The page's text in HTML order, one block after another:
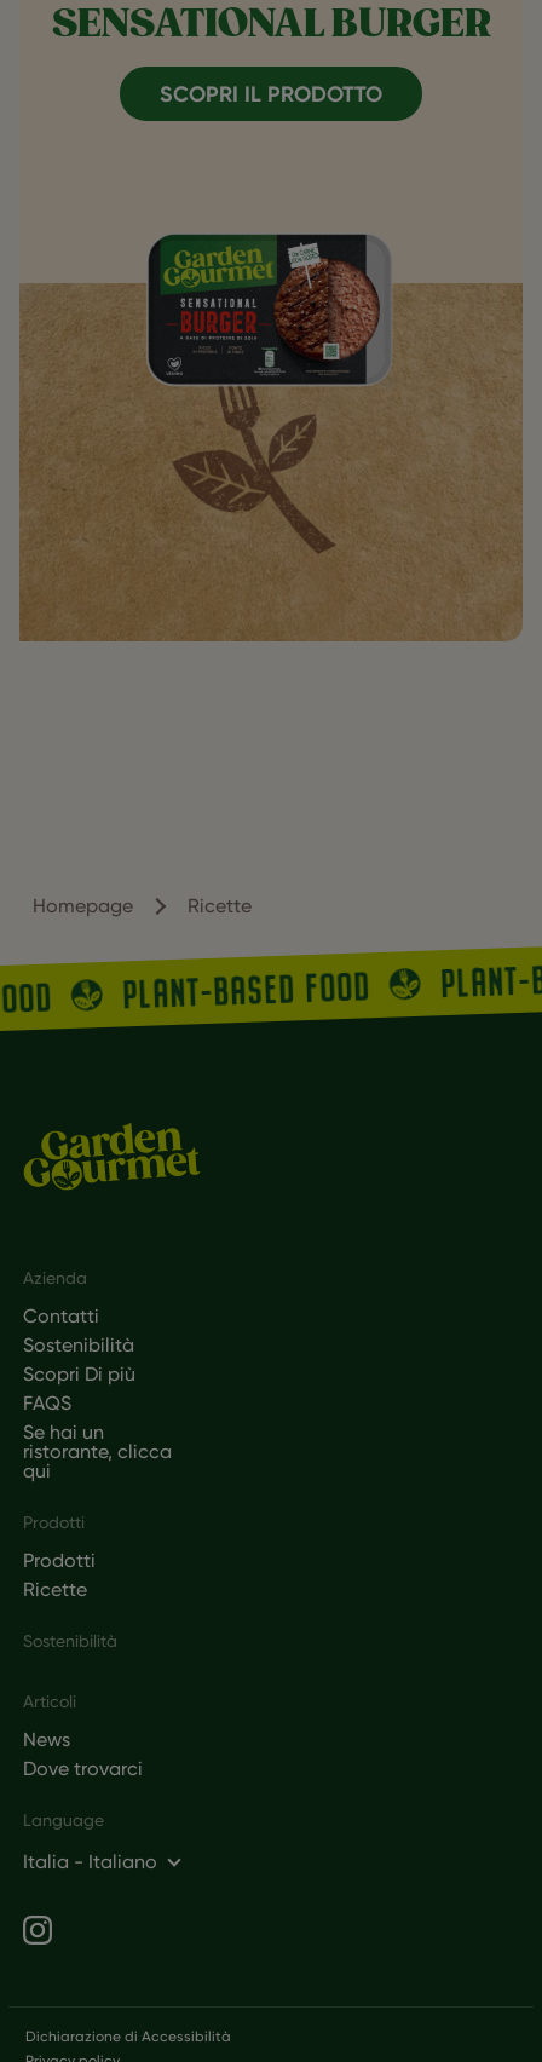
SENSATIONAL BURGER
SCOPRI IL PRODOTTO
Homepage Ricette
PLANT-BASED FOOD
Footer
Azienda
Contatti
Sostenibilità
Scopri Di più
FAQS
Se hai un
ristorante, clicca
qui
Prodotti
Prodotti
Ricette
Sostenibilità
Articoli
News
Dove trovarci
Language
Italia - Italiano
Legal
Dichiarazione di Accessibilità